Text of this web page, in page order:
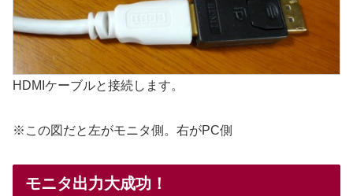
HDMIケーブルと接続します。
※この図だと左がモニタ側。右がPC側
モニタ出力大成功！